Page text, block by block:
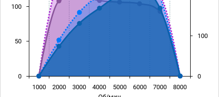
1000 2000 3000 4000 5000 6000 7000 8000
0
50
100
0
100